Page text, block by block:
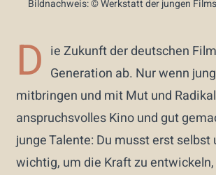
Bildnachweis: © Werkstatt der jungen
D ie Zukunft der deutschen
Generation ab. Nur wenn
mitbringen und mit Mut und
anspruchsvolles Kino und gut
junge Talente: Du musst erst
wichtig, um die Kraft zu